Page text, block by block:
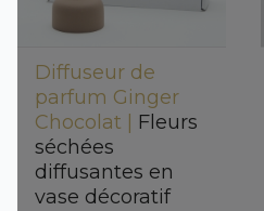
Diffuseur de
parfum Ginger
Chocolat | Fleurs
séchées
diffusantes en
vase décoratif